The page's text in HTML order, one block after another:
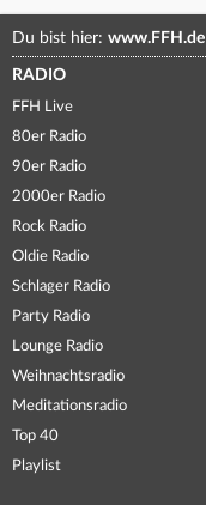
Du bist hier: www.FFH.de
RADIO
FFH Live
80er Radio
90er Radio
2000er Radio
Rock Radio
Oldie Radio
Schlager Radio
Party Radio
Lounge Radio
Weihnachtsradio
Meditationsradio
Top 40
Playlist